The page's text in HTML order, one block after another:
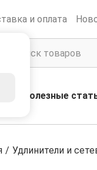
и оплата
Полезные
/ Удлинители и